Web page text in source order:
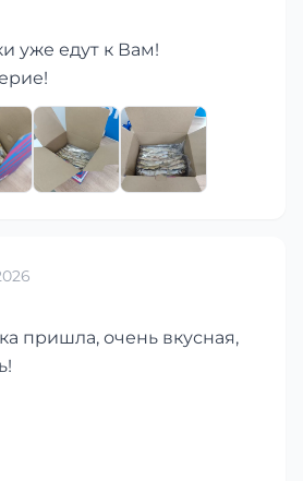
уже едут к Вам!
пришла, очень вкусная,